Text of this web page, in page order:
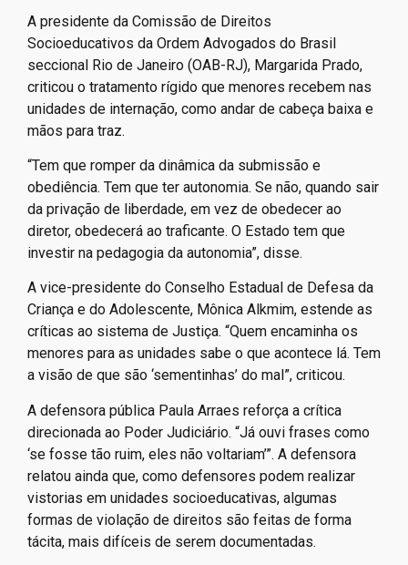
A presidente da Comissão de Direitos
Socioeducativos da Ordem Advogados do Brasil
seccional Rio de Janeiro (OAB-RJ), Margarida Prado,
criticou o tratamento rígido que menores recebem nas
unidades de internação, como andar de cabeça baixa e
mãos para traz.
“Tem que romper da dinâmica da submissão e
obediência. Tem que ter autonomia. Se não, quando sair
da privação de liberdade, em vez de obedecer ao
diretor, obedecerá ao traficante. O Estado tem que
investir na pedagogia da autonomia”, disse.
A vice-presidente do Conselho Estadual de Defesa da
Criança e do Adolescente, Mônica Alkmim, estende as
críticas ao sistema de Justiça. “Quem encaminha os
menores para as unidades sabe o que acontece lá. Tem
a visão de que são ‘sementinhas’ do mal”, criticou.
A defensora pública Paula Arraes reforça a crítica
direcionada ao Poder Judiciário. “Já ouvi frases como
‘se fosse tão ruim, eles não voltariam’”. A defensora
relatou ainda que, como defensores podem realizar
vistorias em unidades socioeducativas, algumas
formas de violação de direitos são feitas de forma
tácita, mais difíceis de serem documentadas.